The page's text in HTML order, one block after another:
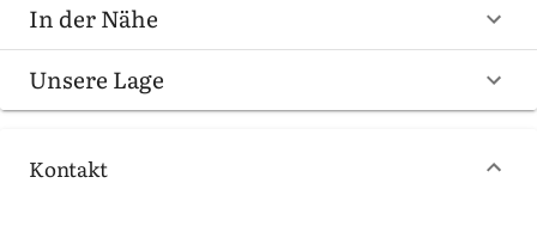
In der Nähe
Unsere Lage
Kontakt